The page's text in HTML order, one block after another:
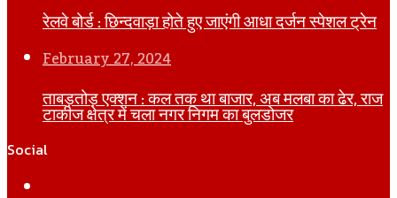
रेलवे बोर्ड : छिन्दवाड़ा होते हुए जाएंगी आधा दर्जन स्पेशल ट्रेन
February 27, 2024
ताबड़तोड़ एक्शन : कल तक था बाजार, अब मलबा का ढेर, राज
टाकीज क्षेत्र में चला नगर निगम का बुलडोजर
Social